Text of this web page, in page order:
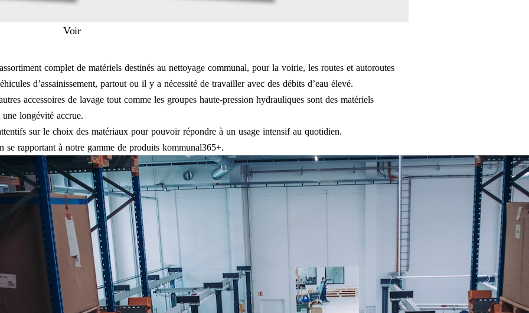
Voir
complet de matériels destinés au nettoyage communal, pour la voirie, les routes et autoroutes
d’assainissement, partout ou il y a nécessité de travailler avec des débits d’eau élevé.
accessoires de lavage tout comme les groupes haute-pression hydrauliques sont des matériels
longévité accrue.
sur le choix des matériaux pour pouvoir répondre à un usage intensif au quotidien.
se rapportant à notre gamme de produits kommunal365+.